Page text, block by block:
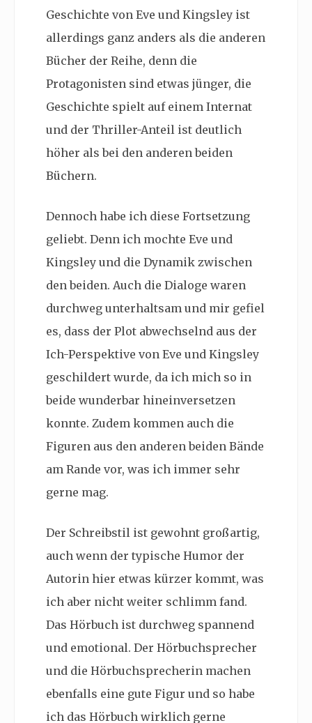
Geschichte von Eve und Kingsley ist
allerdings ganz anders als die anderen
Bücher der Reihe, denn die
Protagonisten sind etwas jünger, die
Geschichte spielt auf einem Internat
und der Thriller-Anteil ist deutlich
höher als bei den anderen beiden
Büchern.
Dennoch habe ich diese Fortsetzung
geliebt. Denn ich mochte Eve und
Kingsley und die Dynamik zwischen
den beiden. Auch die Dialoge waren
durchweg unterhaltsam und mir gefiel
es, dass der Plot abwechselnd aus der
Ich-Perspektive von Eve und Kingsley
geschildert wurde, da ich mich so in
beide wunderbar hineinversetzen
konnte. Zudem kommen auch die
Figuren aus den anderen beiden Bände
am Rande vor, was ich immer sehr
gerne mag.
Der Schreibstil ist gewohnt großartig,
auch wenn der typische Humor der
Autorin hier etwas kürzer kommt, was
ich aber nicht weiter schlimm fand.
Das Hörbuch ist durchweg spannend
und emotional. Der Hörbuchsprecher
und die Hörbuchsprecherin machen
ebenfalls eine gute Figur und so habe
ich das Hörbuch wirklich gerne